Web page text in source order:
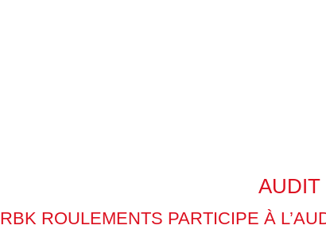
AUDIT
RBK ROULEMENTS PARTICIPE À